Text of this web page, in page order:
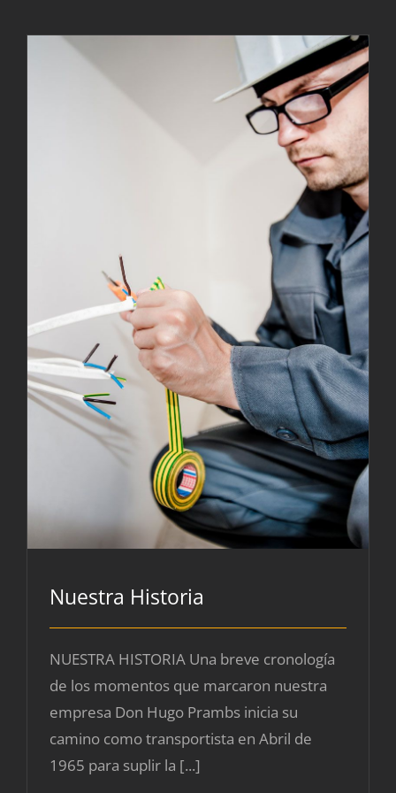
Nuestra Historia
Nuestra Historia
NUESTRA HISTORIA Una breve cronología
de los momentos que marcaron nuestra
empresa Don Hugo Prambs inicia su
camino como transportista en Abril de
1965 para suplir la [...]